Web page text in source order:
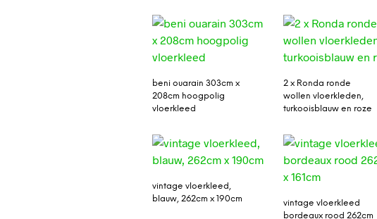
beni ouarain 303cm x
208cm hoogpolig
vloerkleed
2 x Ronda ronde
wollen vloerkleden,
turkooisblauw en roze
vintage vloerkleed,
blauw, 262cm x 190cm
vintage vloerkleed
bordeaux rood 262cm